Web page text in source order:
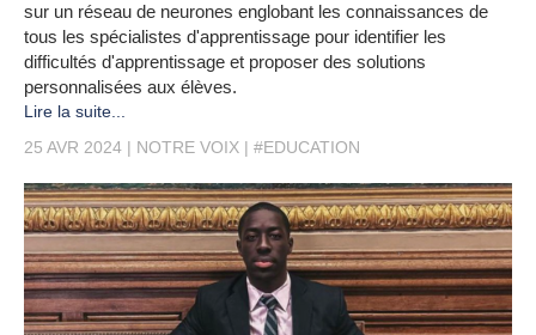
sur un réseau de neurones englobant les connaissances de
tous les spécialistes d'apprentissage pour identifier les
difficultés d'apprentissage et proposer des solutions
personnalisées aux élèves.
Lire la suite...
25 AVR 2024
NOTRE VOIX #EDUCATION